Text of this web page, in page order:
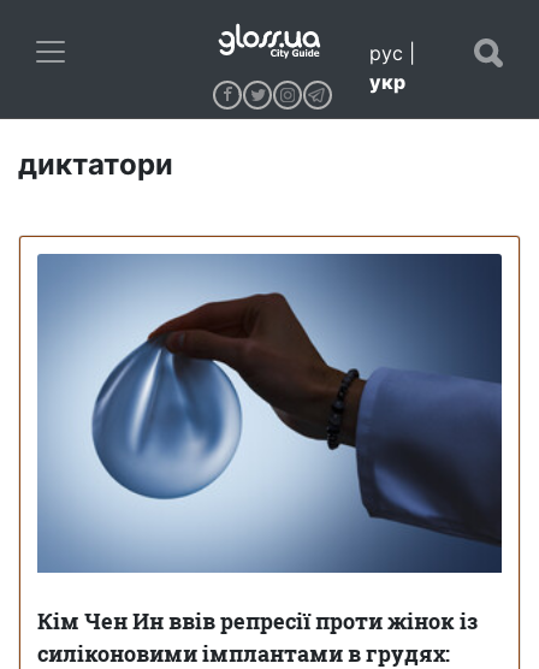
рус
укр
диктатори
Кім Чен Ин ввів репресії проти жінок із
силіконовими імплантами в грудях: